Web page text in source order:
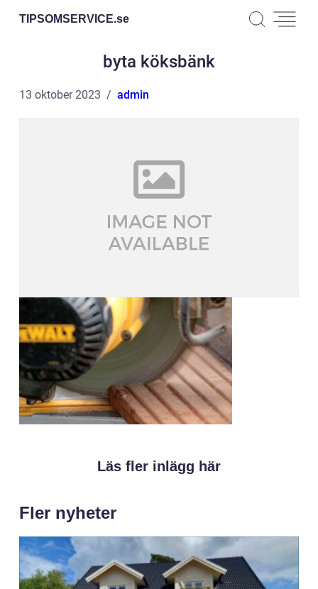
TIPSOMSERVICE.se
byta köksbänk
13 oktober 2023 admin
Läs fler inlägg här
Fler nyheter